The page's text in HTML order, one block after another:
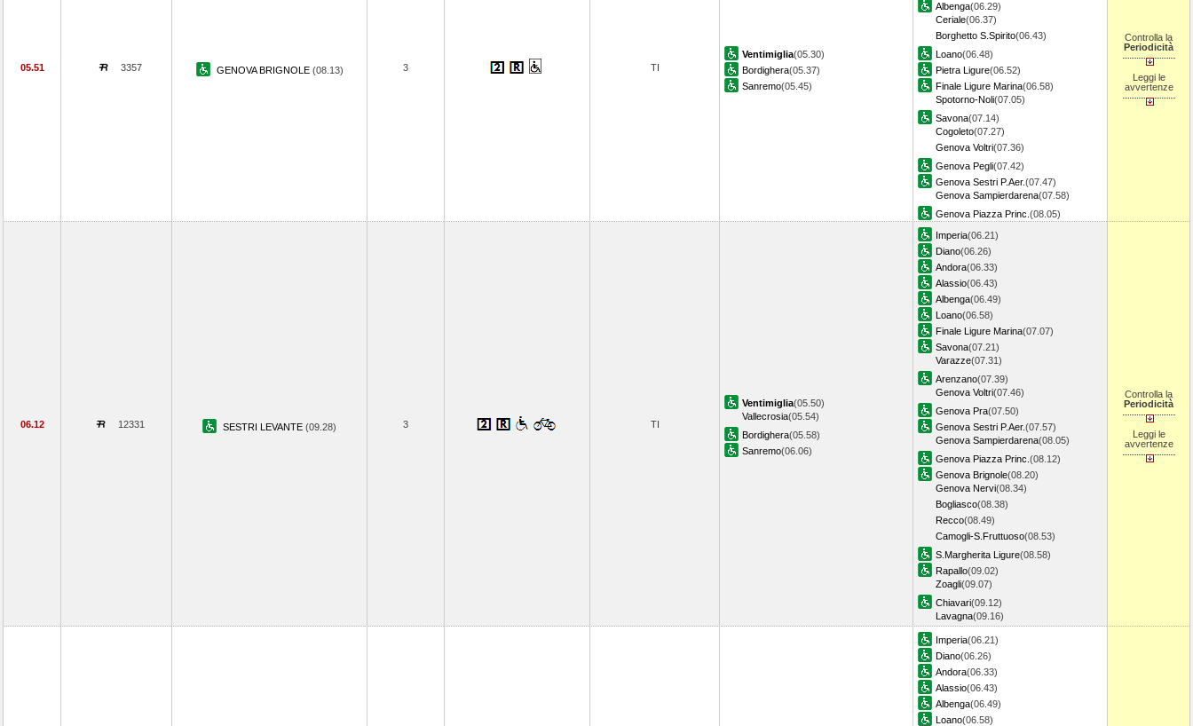
05.51 3357 GENOVA BRIGNOLE (08.13) 3 TI
Ventimiglia(05.30)
Bordighera(05.37)
Sanremo(05.45)
Albenga(06.29)
Ceriale(06.37)
Borghetto S.Spirito(06.43)
Loano(06.48)
Pietra Ligure(06.52)
Finale Ligure Marina(06.58)
Spotorno-Noli(07.05)
Savona(07.14)
Cogoleto(07.27)
Genova Voltri(07.36)
Genova Pegli(07.42)
Genova Sestri P.Aer.(07.47)
Genova Sampierdarena(07.58)
Genova Piazza Princ. (08.05)
Controlla la
Periodicità
Leggi le
avvertenze
06.12 12331 SESTRI LEVANTE (09.28) 3 TI
Ventimiglia(05.50)
Vallecrosia(05.54)
Bordighera(05.58)
Sanremo(06.06)
Imperia(06.21)
Diano(06.26)
Andora(06.33)
Alassio(06.43)
Albenga(06.49)
Loano(06.58)
Finale Ligure Marina(07.07)
Savona(07.21)
Varazze(07.31)
Arenzano(07.39)
Genova Voltri(07.46)
Genova Pra(07.50)
Genova Sestri P.Aer.(07.57)
Genova Sampierdarena(08.05)
Genova Piazza Princ. (08.12)
Genova Brignole(08.20)
Genova Nervi(08.34)
Bogliasco(08.38)
Recco(08.49)
Camogli-S.Fruttuoso(08.53)
S.Margherita Ligure(08.58)
Rapallo(09.02)
Zoagli(09.07)
Chiavari(09.12)
Lavagna(09.16)
Controlla la
Periodicità
Leggi le
avvertenze
Imperia(06.21)
Diano(06.26)
Andora(06.33)
Alassio(06.43)
Albenga(06.49)
Loano(06.58)